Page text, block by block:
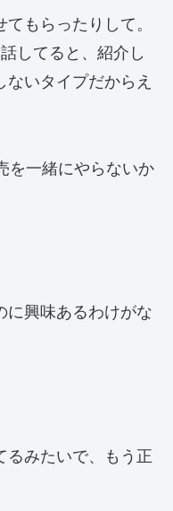
もらったりして。
してると、紹介し
いタイプだからえ
を一緒にやらないか
に興味あるわけがな
るみたいで、もう正